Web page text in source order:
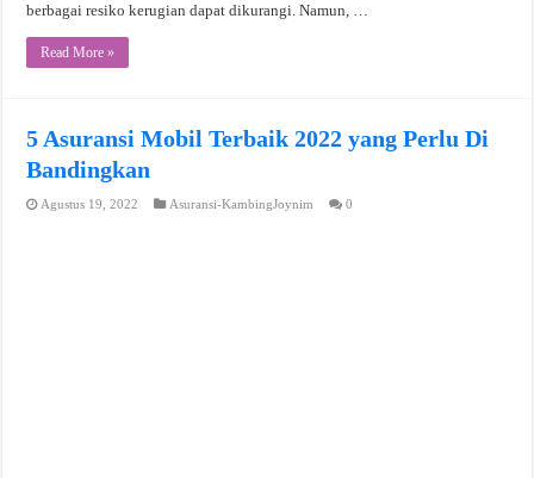
berbagai resiko kerugian dapat dikurangi. Namun, …
Read More »
5 Asuransi Mobil Terbaik 2022 yang Perlu Di
Bandingkan
Agustus 19, 2022 Asuransi-KambingJoynim 0